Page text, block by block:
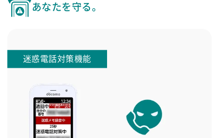
あなたを守る。
迷惑電話対策機能